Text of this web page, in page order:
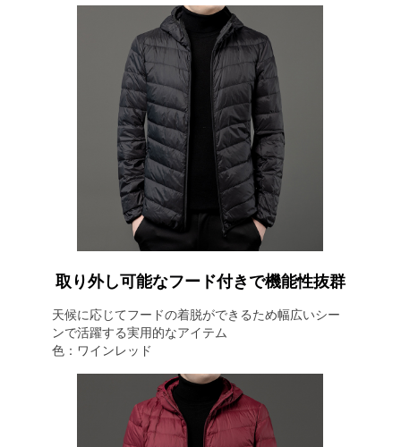
取り外し可能なフード付きで機能性抜群
天候に応じてフードの着脱ができるため幅広いシー
ンで活躍する実用的なアイテム
色：ワインレッド